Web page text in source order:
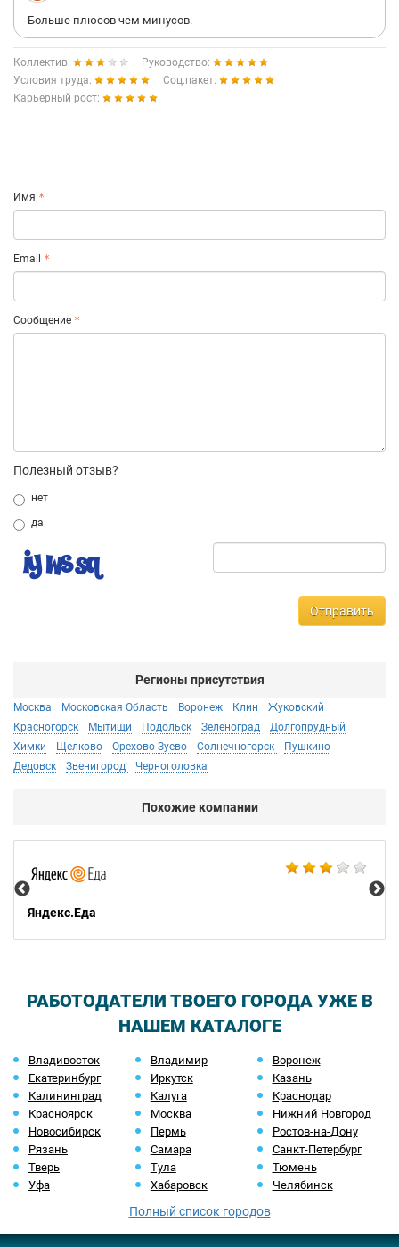
Больше плюсов чем минусов.
Коллектив:
Руководство:
Условия труда:
Соц.пакет:
Карьерный рост:
Имя
Email
Сообщение
Полезный отзыв?
нет
да
Отправить
Регионы присутствия
Москва Московская Область Воронеж Клин
Жуковский
Красногорск
Мытищи Подольск Зеленоград
Долгопрудный
Химки
Щелково Орехово-Зуево Солнечногорск
Пушкино
Дедовск
Звенигород Черноголовка
Похожие компании
Яндекс.Еда
РАБОТОДАТЕЛИ ТВОЕГО ГОРОДА УЖЕ В
НАШЕМ КАТАЛОГЕ
Владивосток Владимир
Воронеж
Екатеринбург
Иркутск
Казань
Калининград
Калуга
Краснодар
Красноярск
Москва
Нижний Новгород
Новосибирск
Пермь
Ростов-на-Дону
Рязань
Самара
Санкт-Петербург
Тверь
Тула
Тюмень
Уфа
Хабаровск Челябинск
Полный список городов